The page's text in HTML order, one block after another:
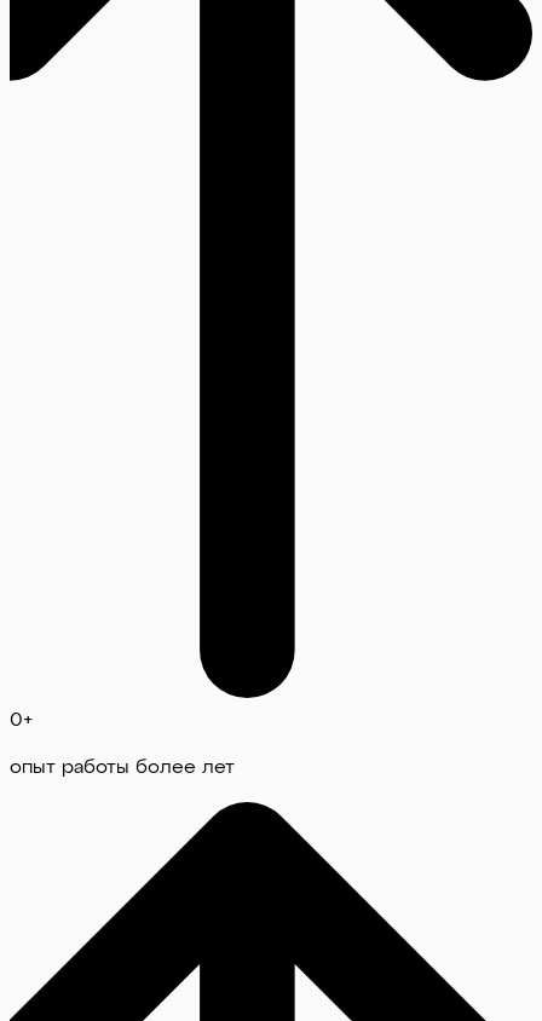
0+
опыт работы более лет